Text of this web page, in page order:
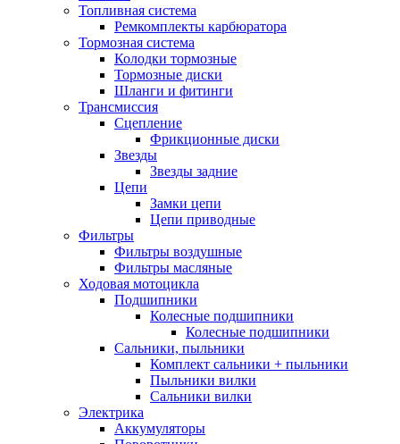
Топливная система
Ремкомплекты карбюратора
Тормозная система
Колодки тормозные
Тормозные диски
Шланги и фитинги
Трансмиссия
Cцепление
Фрикционные диски
Звезды
Звезды задние
Цепи
Замки цепи
Цепи приводные
Фильтры
Фильтры воздушные
Фильтры масляные
Ходовая мотоцикла
Подшипники
Колесные подшипники
Колесные подшипники
Сальники, пыльники
Комплект сальники + пыльники
Пыльники вилки
Сальники вилки
Электрика
Аккумуляторы